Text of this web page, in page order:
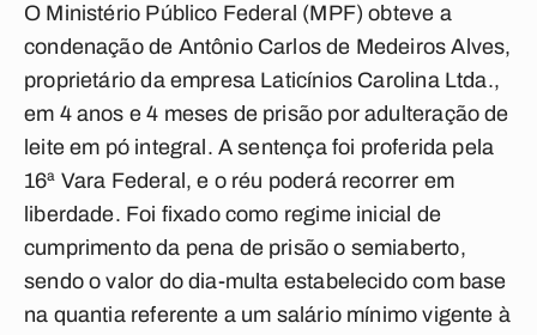
O Ministério Público Federal (MPF) obteve a
condenação de Antônio Carlos de Medeiros Alves,
proprietário da empresa Laticínios Carolina Ltda.,
em 4 anos e 4 meses de prisão por adulteração de
leite em pó integral. A sentença foi proferida pela
16ª Vara Federal, e o réu poderá recorrer em
liberdade. Foi fixado como regime inicial de
cumprimento da pena de prisão o semiaberto,
sendo o valor do dia-multa estabelecido com base
na quantia referente a um salário mínimo vigente à